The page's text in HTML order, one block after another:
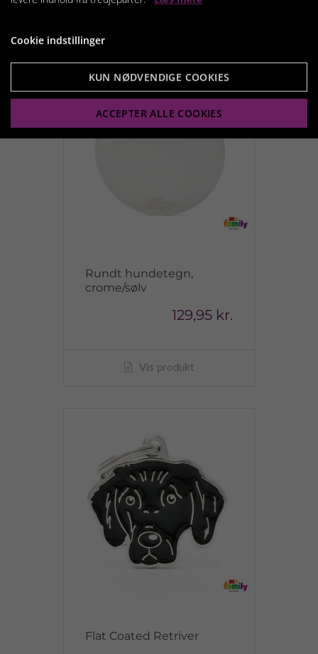
Vis produkt
Rundt hundetegn,
crome/sølv
129,95 kr.
Vis produkt
Flat Coated Retriver
Cookie indstillinger
KUN NØDVENDIGE COOKIES
ACCEPTER ALLE COOKIES